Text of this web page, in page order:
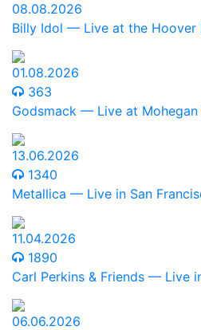
08.08.2026
Billy Idol — Live at the Hoover
01.08.2026
363
Godsmack — Live at Mohegan
13.06.2026
1340
Metallica — Live in San
11.04.2026
1890
Carl Perkins & Friends — Live
06.06.2026